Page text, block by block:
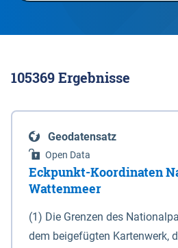
105369Ergebnisse
Geodatensatz
Open Data
Eckpunkt-Koordinaten
Wattenmeer
(1) Die Grenzen des
dem beigefügten Kartenwerk,